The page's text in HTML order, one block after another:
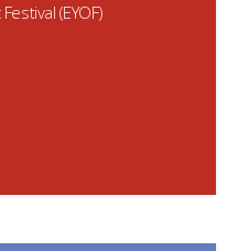
(EYOF)